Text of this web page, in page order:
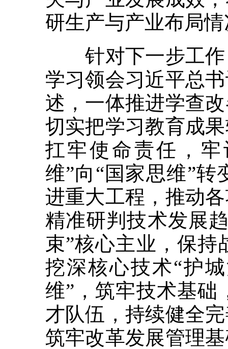
研生产与产业布局
针对下一步工作
学习领会习近平总
述，一体推进学查
切实把学习教育成
扛牢使命责任，
维”向“国家思维”
进重大工程，推动
精准研判技术发展
束”核心主业，保
挖深核心技术“护
维”，筑牢技术基础
才队伍，持续健全
筑牢改革发展管理